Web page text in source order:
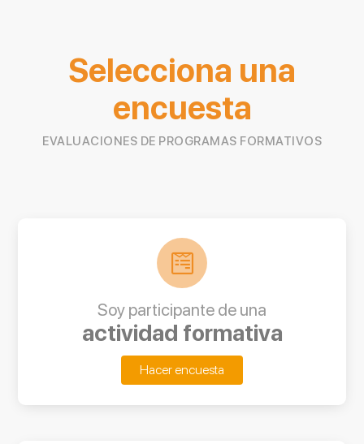
Selecciona una
encuesta
EVALUACIONES DE PROGRAMAS FORMATIVOS
Soy participante de una
actividad formativa
Hacer encuesta